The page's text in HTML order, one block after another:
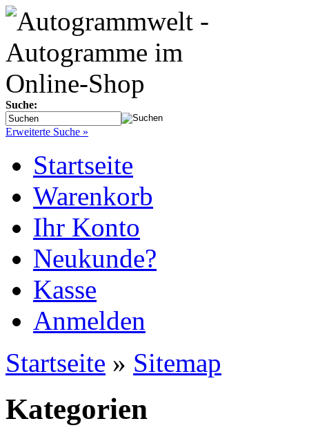
Suche:
Erweiterte Suche »
Startseite
Warenkorb
Ihr Konto
Neukunde?
Kasse
Anmelden
Startseite » Sitemap
Kategorien